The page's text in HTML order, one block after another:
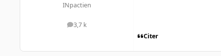
INpactien
3,7 k
messages
Citer